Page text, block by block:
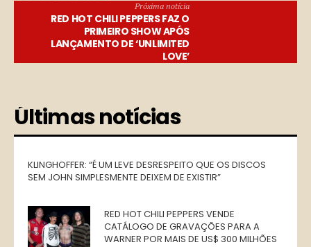
Próxima notícia
RED HOT CHILI PEPPERS FAZ O
PRIMEIRO SHOW APÓS
LANÇAMENTO DE ‘UNLIMITED
LOVE’
Últimas notícias
KLINGHOFFER: “É UM LEVE DESRESPEITO QUE OS DISCOS
SEM JOHN SIMPLESMENTE DEIXEM DE EXISTIR”
RED HOT CHILI PEPPERS VENDE
CATÁLOGO DE GRAVAÇÕES PARA A
WARNER POR MAIS DE US$ 300 MILHÕES